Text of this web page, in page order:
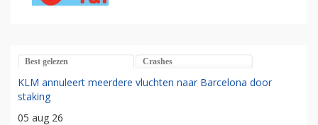
Best gelezen Crashes
KLM annuleert meerdere vluchten naar Barcelona door
staking
05 aug 26